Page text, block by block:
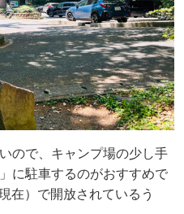
ので、キャンプ場の少し手
に駐車するのがおすすめで
在）で開放されているう